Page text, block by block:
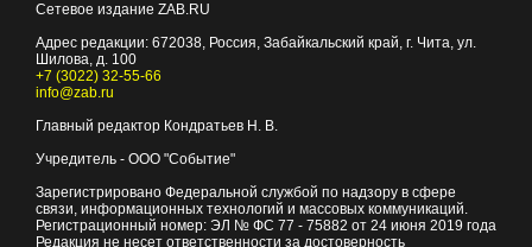
Сетевое издание ZAB.RU
Адрес редакции: 672038, Россия, Забайкальский край, г. Чита, ул.
Шилова, д. 100
+7 (3022) 32-55-66
info@zab.ru
Главный редактор Кондратьев Н. В.
Учредитель - ООО "Событие"
Зарегистрировано Федеральной службой по надзору в сфере
связи, информационных технологий и массовых коммуникаций.
Регистрационный номер: ЭЛ № ФС 77 - 75882 от 24 июня 2019 года
Редакция не несет ответственности за достоверность